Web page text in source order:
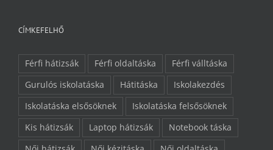
CÍMKEFELHŐ
Férfi hátizsák Férfi oldaltáska
Férfi válltáska
Gurulós iskolatáska
Hátitáska
Iskolakezdés
Iskolatáska elsősöknek
Iskolatáska felsősöknek
Kis hátizsák
Laptop hátizsák
Notebook táska